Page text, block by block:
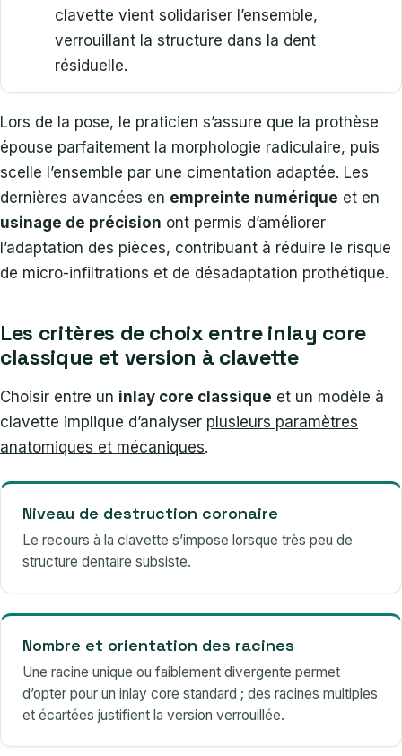
clavette vient solidariser l’ensemble,
verrouillant la structure dans la dent
résiduelle.
Lors de la pose, le praticien s’assure que la prothèse
épouse parfaitement la morphologie radiculaire, puis
scelle l’ensemble par une cimentation adaptée. Les
dernières avancées en empreinte numérique et en
usinage de précision ont permis d’améliorer
l’adaptation des pièces, contribuant à réduire le risque
de micro-infiltrations et de désadaptation prothétique.
Les critères de choix entre inlay core
classique et version à clavette
Choisir entre un inlay core classique et un modèle à
clavette implique d’analyser plusieurs paramètres
anatomiques et mécaniques.
Niveau de destruction coronaire
Le recours à la clavette s’impose lorsque très peu de
structure dentaire subsiste.
Nombre et orientation des racines
Une racine unique ou faiblement divergente permet
d’opter pour un inlay core standard ; des racines multiples
et écartées justifient la version verrouillée.